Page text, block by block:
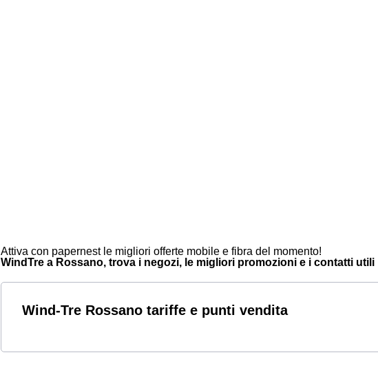
Attiva con papernest le migliori offerte mobile e fibra del momento!
WindTre a Rossano, trova i negozi, le migliori promozioni e i contatti utili
Wind-Tre Rossano tariffe e punti vendita